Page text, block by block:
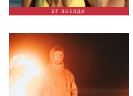
БГ ЗВЕЗДИ